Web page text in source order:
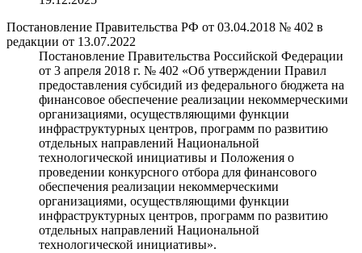
Постановление Правительства РФ от 03.04.2018 № 402 в
редакции от 13.07.2022
Постановление Правительства Российской Федерации
от 3 апреля 2018 г. № 402 «Об утверждении Правил
предоставления субсидий из федерального бюджета на
финансовое обеспечение реализации некоммерческими
организациями, осуществляющими функции
инфраструктурных центров, программ по развитию
отдельных направлений Национальной
технологической инициативы и Положения о
проведении конкурсного отбора для финансового
обеспечения реализации некоммерческими
организациями, осуществляющими функции
инфраструктурных центров, программ по развитию
отдельных направлений Национальной
технологической инициативы».